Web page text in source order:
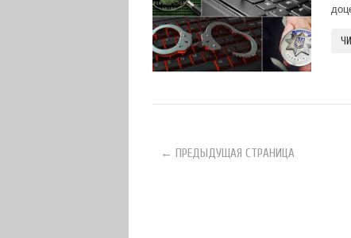
← ПРЕДЫДУЩАЯ СТРАНИЦА